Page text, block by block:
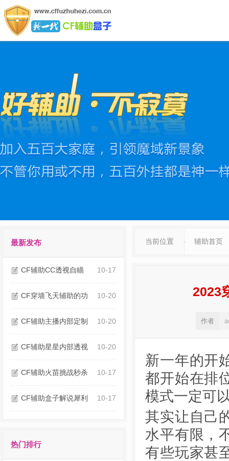
CF辅助盒子网
最新发布
CF辅助CC透视自瞄 10-17
CF穿墙飞天辅助的功 10-20
CF辅助主播内部定制 10-20
CF辅助星星内部透视 10-20
CF辅助火苗挑战秒杀 10-17
CF辅助盒子解说犀利 10-17
热门排行
当前位置 辅助首页
2023
作者
新一年的开
都开始在排
模式一定可
其实让自己
水平有限，
有些玩家甚